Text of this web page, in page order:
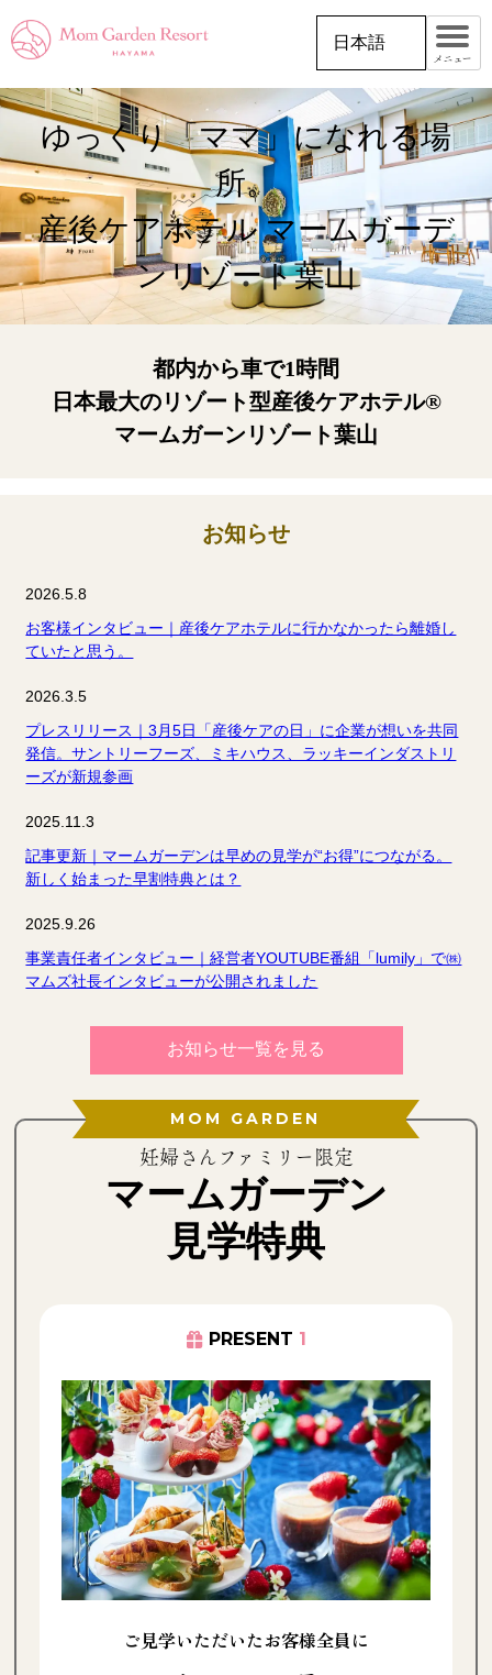
日本語
メニュー
ゆっくり「ママ」になれる場
所。
産後ケアホテル マームガーデ
ンリゾート葉山
都内から車で1時間
日本最大のリゾート型産後ケアホテル®
マームガーンリゾート葉山
お知らせ
2026.5.8
お客様インタビュー｜産後ケアホテルに行かなかったら離婚し
ていたと思う。
2026.3.5
プレスリリース｜3月5日「産後ケアの日」に企業が想いを共同
発信。サントリーフーズ、ミキハウス、ラッキーインダストリ
ーズが新規参画
2025.11.3
記事更新｜マームガーデンは早めの見学が“お得”につながる。
新しく始まった早割特典とは？
2025.9.26
事業責任者インタビュー｜経営者YOUTUBE番組「lumily」で㈱
マムズ社長インタビューが公開されました
お知らせ一覧を見る
MOM GARDEN
妊婦さんファミリー限定
マームガーデン
見学特典
PRESENT 1
ご見学いただいたお客様全員に